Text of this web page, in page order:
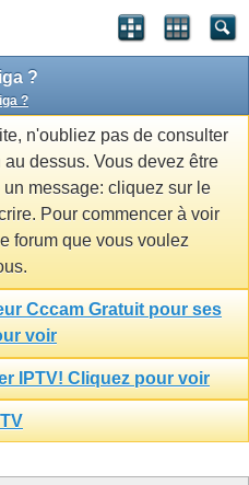
?
?
n'oubliez pas de consulter
dessus. Vous devez être
message: cliquez sur le
Pour commencer à voir
forum que vous voulez
Cccam Gratuit pour ses
voir
IPTV! Cliquez pour voir